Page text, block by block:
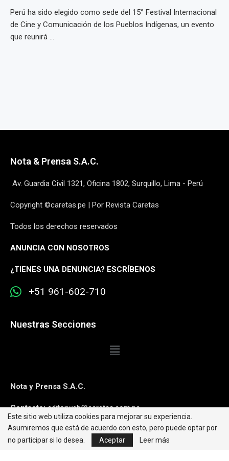
Perú ha sido elegido como sede del 15° Festival Internacional
de Cine y Comunicación de los Pueblos Indígenas, un evento
que reunirá ...
Nota & Prensa S.A.C.
Av. Guardia Civil 1321, Oficina 1802, Surquillo, Lima - Perú
Copyright ©caretas.pe | Por Revista Caretas
Todos los derechos reservados
ANUNCIA CON NOSOTROS
¿TIENES UNA DENUNCIA? ESCRÍBENOS
+51 961-602-710
Nuestras Secciones
Nota y Prensa S.A.C.
Contacto:editorweb@caretas.com.pe
Síguenos:
Este sitio web utiliza cookies para mejorar su experiencia.
Asumiremos que está de acuerdo con esto, pero puede optar por
no participar si lo desea.
Aceptar Leer más